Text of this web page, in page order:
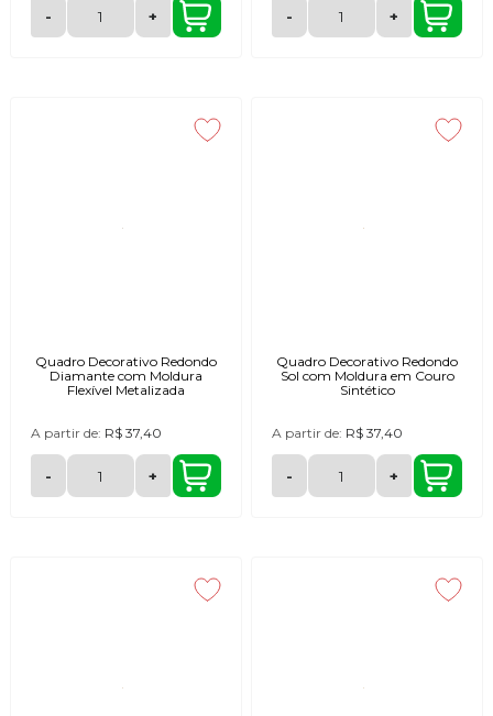
- + - +
Quadro Decorativo Redondo
Diamante com Moldura
Flexível Metalizada
A partir de: R$ 37,40
- +
Quadro Decorativo Redondo
Sol com Moldura em Couro
Sintético
A partir de: R$ 37,40
- +